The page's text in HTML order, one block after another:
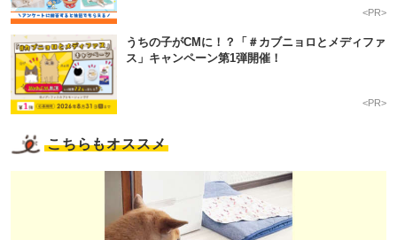
<PR>
うちの子がCMに！？「＃カブニョロとメディファ
ス」キャンペーン第1弾開催！
<PR>
こちらもオススメ